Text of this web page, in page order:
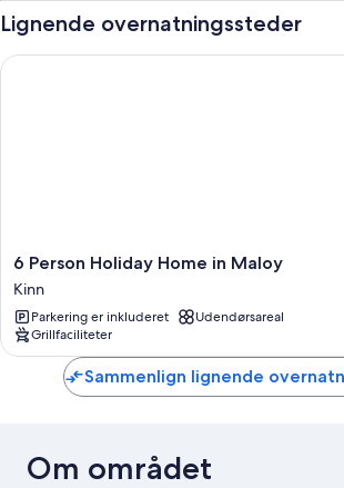
Lignende overnatningssteder
6
Person
Holiday
Home
in
Maloy
6 Person Holiday Home in Maloy
Kinn
Parkering er inkluderet
Udendørsareal
Grillfaciliteter
6 Person Holiday Home in Maloy
Sammenlign lignende
Om området